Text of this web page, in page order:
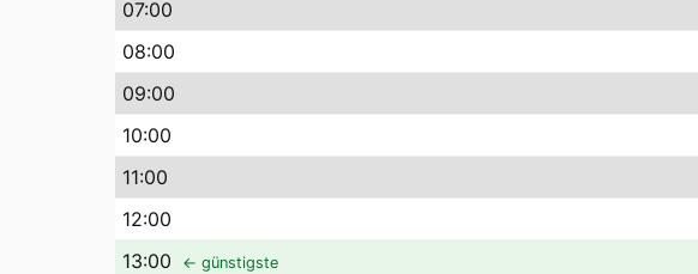
07:00
08:00
09:00
10:00
11:00
12:00
13:00 ← günstigste